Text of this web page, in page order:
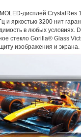
дисплей CrystalRes
и яркостью 3200 нит
в любых условиях.
стекло Gorilla® Glass
изображения и экрана.